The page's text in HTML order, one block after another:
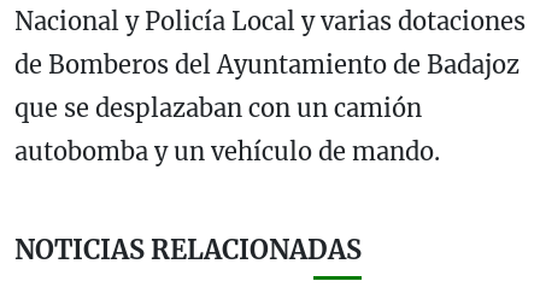
Nacional y Policía Local y varias dotaciones
de Bomberos del Ayuntamiento de Badajoz
que se desplazaban con un camión
autobomba y un vehículo de mando.
NOTICIAS RELACIONADAS